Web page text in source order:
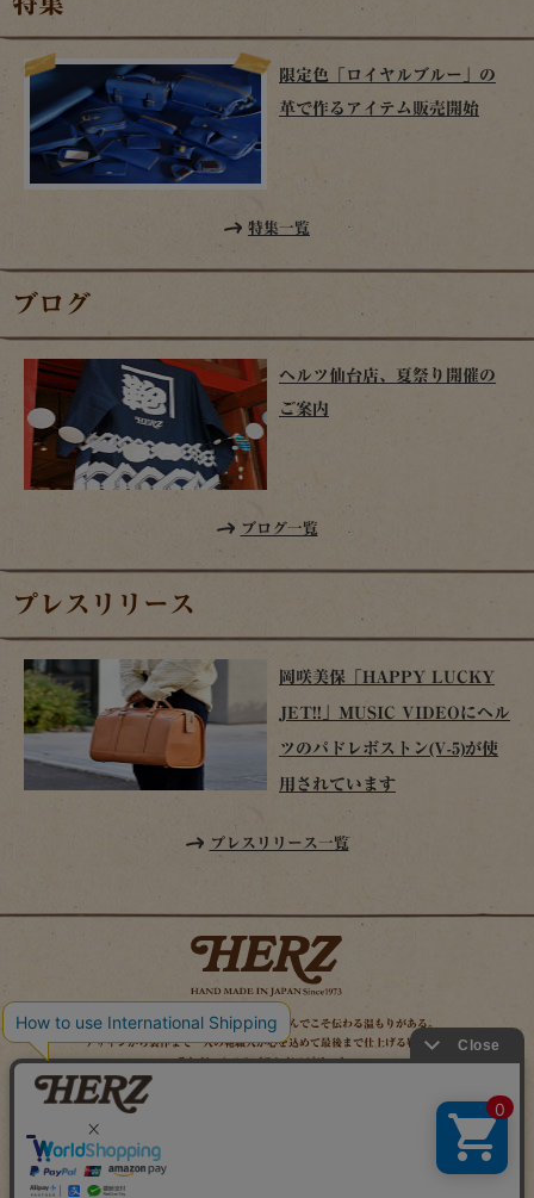
限定色「ロイヤルブルー」の
革で作るアイテム販売開始
特集一覧
ブログ
ヘルツ仙台店、夏祭り開催の
ご案内
ブログ一覧
プレスリリース
岡咲美保「HAPPY LUCKY
JET!!」MUSIC VIDEOにヘル
ツのパドレボストン(V-5)が使
用されています
プレスリリース一覧
時を経てこそ解る味わいがある。使い込んでこそ伝わる温もりがある。
デザインから製作まで一人の鞄職人が心を込めて最後まで仕上げる鞄作り。
それがヘルツのブランドスピリット。
MAIL MAGAZINE
X（旧TWITTER）
YOUTUBE